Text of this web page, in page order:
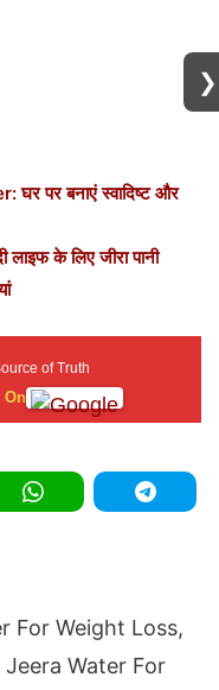
पर बनाएं स्वादिष्ट और
के लिए जीरा पानी
of Truth
On
For Weight Loss,
Jeera Water For
❯